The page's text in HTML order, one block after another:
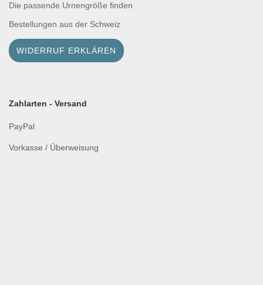
Die passende Urnengröße finden
Bestellungen aus der Schweiz
WIDERRUF ERKLÄREN
Zahlarten - Versand
PayPal
Vorkasse / Überweisung